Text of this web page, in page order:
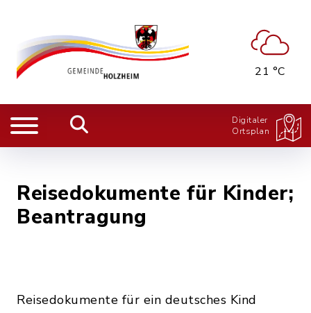
21 °C
Digitaler
Ortsplan
Reisedokumente für Kinder;
Beantragung
Reisedokumente für ein deutsches Kind